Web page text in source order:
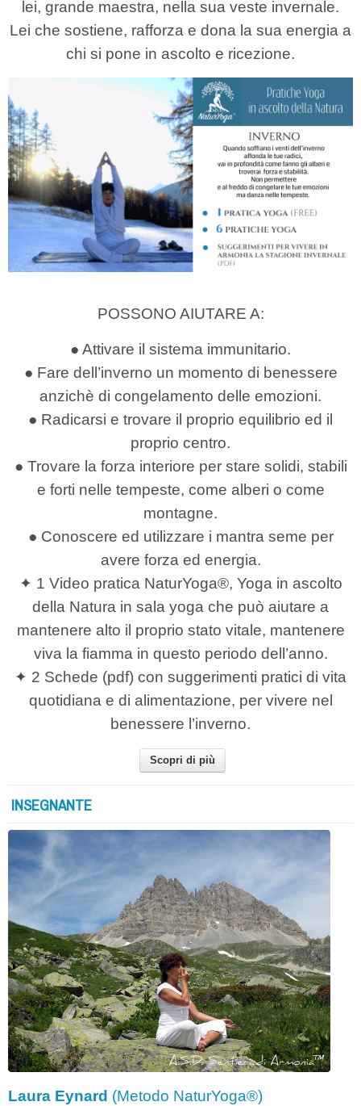
lei, grande maestra, nella sua veste invernale.
Lei che sostiene, rafforza e dona la sua energia a
chi si pone in ascolto e ricezione.
POSSONO AIUTARE A:
● Attivare il sistema immunitario.
● Fare dell’inverno un momento di benessere
anzichè di congelamento delle emozioni.
● Radicarsi e trovare il proprio equilibrio ed il
proprio centro.
● Trovare la forza interiore per stare solidi, stabili
e forti nelle tempeste, come alberi o come
montagne.
● Conoscere ed utilizzare i mantra seme per
avere forza ed energia.
✦ 1 Video pratica NaturYoga®, Yoga in ascolto
della Natura in sala yoga che può aiutare a
mantenere alto il proprio stato vitale, mantenere
viva la fiamma in questo periodo dell’anno.
✦ 2 Schede (pdf) con suggerimenti pratici di vita
quotidiana e di alimentazione, per vivere nel
benessere l’inverno.
Scopri di più
INSEGNANTE
Laura Eynard (Metodo NaturYoga®)